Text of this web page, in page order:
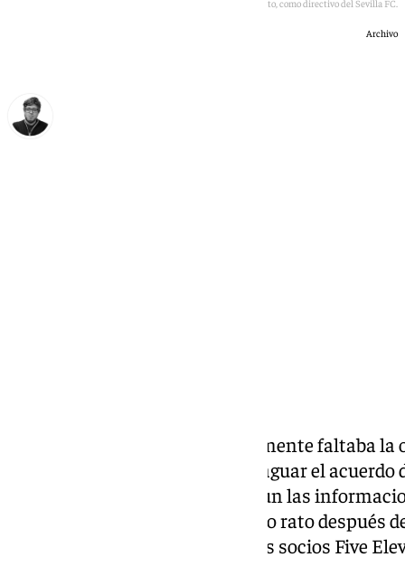
Sergio Ramos no entrará, de momento, como directivo del Sevilla FC.
Archivo
Aunque se dio por hecho y solamente faltaba
de mayo no han servido para fraguar el acuerdo
Ramos y su grupo inversor. Según las
negociaciones han caído en saco rato después
fuera canterano del club y de sus socios Five